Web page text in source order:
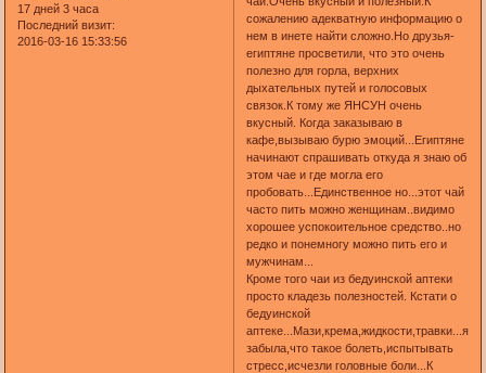
17 дней 3 часа
Последний визит:
2016-03-16 15:33:56
сожалению адекватную информацию о
нем в инете найти сложно.Но друзья-
египтяне просветили, что это очень
полезно для горла, верхних
дыхательных путей и голосовых
связок.К тому же ЯНСУН очень
вкусный. Когда заказываю в
кафе,вызываю бурю эмоций...Египтяне
начинают спрашивать откуда я знаю об
этом чае и где могла его
пробовать...Единственное но...этот чай
часто пить можно женщинам..видимо
хорошее успокоительное средство..но
редко и понемногу можно пить его и
мужчинам...
Кроме того чаи из бедуинской аптеки
просто кладезь полезностей. Кстати о
бедуинской
аптеке...Мази,крема,жидкости,травки...я
забыла,что такое болеть,испытывать
стресс,исчезли головные боли...К